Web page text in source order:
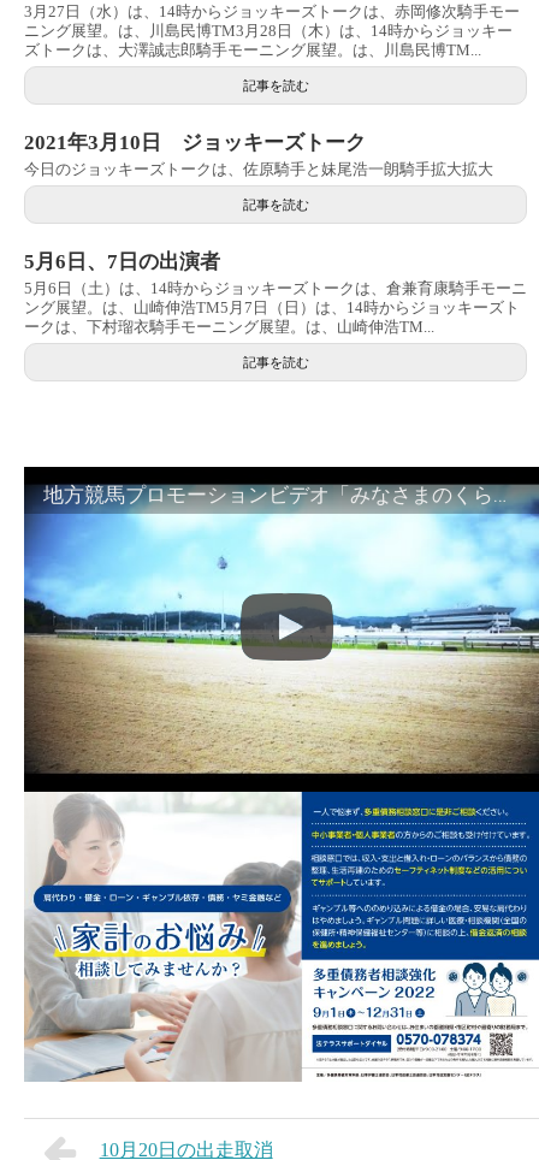
3月27日（水）は、14時からジョッキーズトークは、赤岡修次騎手モー
ニング展望。は、川島民博TM3月28日（木）は、14時からジョッキー
ズトークは、大澤誠志郎騎手モーニング展望。は、川島民博TM...
記事を読む
2021年3月10日 ジョッキーズトーク
今日のジョッキーズトークは、佐原騎手と妹尾浩一朗騎手拡大拡大
記事を読む
5月6日、7日の出演者
5月6日（土）は、14時からジョッキーズトークは、倉兼育康騎手モーニ
ング展望。は、山崎伸浩TM5月7日（日）は、14時からジョッキーズト
ークは、下村瑠衣騎手モーニング展望。は、山崎伸浩TM...
記事を読む
地方競馬プロモーションビデオ「みなさまのくらしのために」30秒篇｜NAR公式
10月20日の出走取消